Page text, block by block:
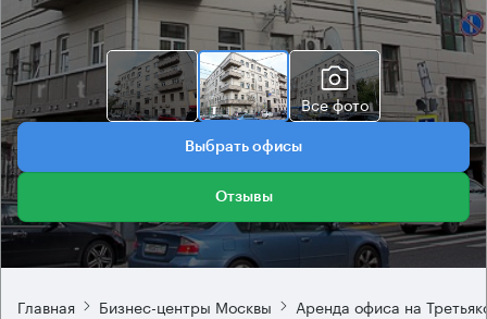
Все фото
Выбрать офисы
Отзывы
Главная Бизнес-центры Москвы Аренда офиса на